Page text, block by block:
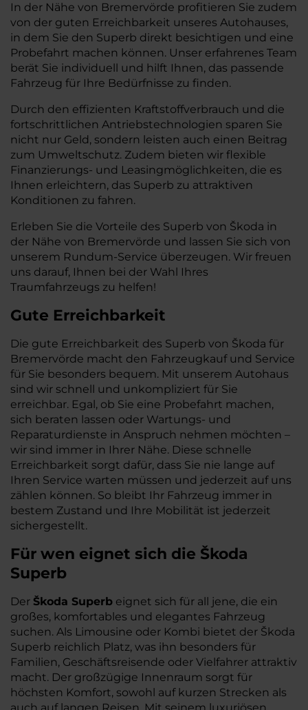
In der Nähe von Bremervörde profitieren Sie zudem
von der guten Erreichbarkeit unseres Autohauses,
in dem Sie den Superb direkt besichtigen und eine
Probefahrt machen können. Unser erfahrenes Team
berät Sie individuell und hilft Ihnen, das passende
Fahrzeug für Ihre Bedürfnisse zu finden.
Durch den effizienten Kraftstoffverbrauch und die
fortschrittlichen Antriebstechnologien sparen Sie
nicht nur Geld, sondern leisten auch einen Beitrag
zum Umweltschutz. Zudem bieten wir flexible
Finanzierungs- und Leasingmöglichkeiten, die es
Ihnen erleichtern, das Superb zu attraktiven
Konditionen zu fahren.
Erleben Sie die Vorteile des Superb von Škoda in
der Nähe von Bremervörde und lassen Sie sich von
unserem Rundum-Service überzeugen. Wir freuen
uns darauf, Ihnen bei der Wahl Ihres
Traumfahrzeugs zu helfen!
Gute Erreichbarkeit
Die gute Erreichbarkeit des Superb von Škoda für
Bremervörde macht den Fahrzeugkauf und Service
für Sie besonders bequem. Mit unserem Autohaus
sind wir schnell und unkompliziert für Sie
erreichbar. Egal, ob Sie eine Probefahrt machen,
sich beraten lassen oder Wartungs- und
Reparaturdienste in Anspruch nehmen möchten –
wir sind immer in Ihrer Nähe. Diese schnelle
Erreichbarkeit sorgt dafür, dass Sie nie lange auf
Ihren Service warten müssen und jederzeit auf uns
zählen können. So bleibt Ihr Fahrzeug immer in
bestem Zustand und Ihre Mobilität ist jederzeit
sichergestellt.
Für wen eignet sich die Škoda
Superb
Der Škoda Superb eignet sich für all jene, die ein
großes, komfortables und elegantes Fahrzeug
suchen. Als Limousine oder Kombi bietet der Škoda
Superb reichlich Platz, was ihn besonders für
Familien, Geschäftsreisende oder Vielfahrer attraktiv
macht. Der großzügige Innenraum sorgt für
höchsten Komfort, sowohl auf kurzen Strecken als